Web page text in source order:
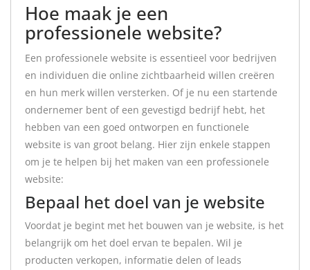
Hoe maak je een
professionele website?
Een professionele website is essentieel voor bedrijven
en individuen die online zichtbaarheid willen creëren
en hun merk willen versterken. Of je nu een startende
ondernemer bent of een gevestigd bedrijf hebt, het
hebben van een goed ontworpen en functionele
website is van groot belang. Hier zijn enkele stappen
om je te helpen bij het maken van een professionele
website:
Bepaal het doel van je website
Voordat je begint met het bouwen van je website, is het
belangrijk om het doel ervan te bepalen. Wil je
producten verkopen, informatie delen of leads